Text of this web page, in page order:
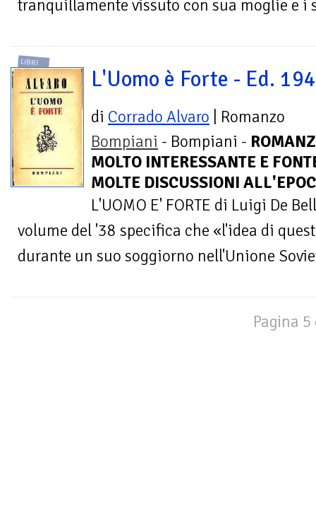
tranquillamente vissuto con sua moglie e i
LIBRI
L'Uomo è Forte - Ed.
di Corrado Alvaro | Romanzo
Bompiani - Bompiani -
MOLTO INTERESSANTE E
MOLTE DISCUSSIONI
L'UOMO E' FORTE di Luigi De
volume del '38 specifica che «l'idea di
durante un suo soggiorno nell'Unione
Pagina 5